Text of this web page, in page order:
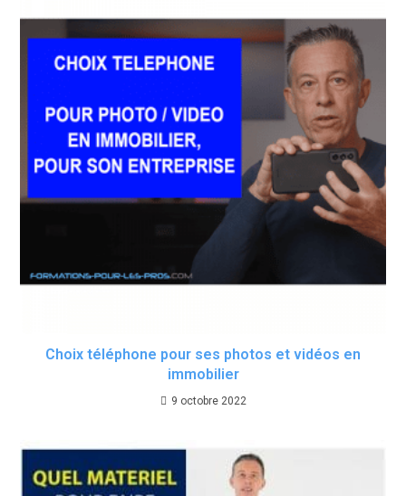
Choix téléphone pour ses photos et vidéos en
immobilier
9 octobre 2022